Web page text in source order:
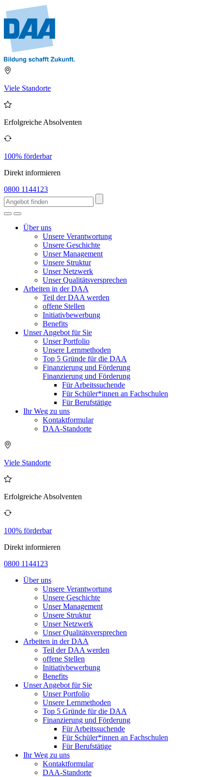
Viele Standorte
Erfolgreiche Absolventen
100% förderbar
Direkt informieren
0800 1144123
Über uns
Unsere Verantwortung
Unsere Geschichte
Unser Management
Unsere Struktur
Unser Netzwerk
Unser Qualitätsversprechen
Arbeiten in der DAA
Teil der DAA werden
offene Stellen
Initiativbewerbung
Benefits
Unser Angebot für Sie
Unser Portfolio
Unsere Lernmethoden
Top 5 Gründe für die DAA
Finanzierung und Förderung
Finanzierung und Förderung
Für Arbeitssuchende
Für Schüler*innen an Fachschulen
Für Berufstätige
Ihr Weg zu uns
Kontaktformular
DAA-Standorte
Viele Standorte
Erfolgreiche Absolventen
100% förderbar
Direkt informieren
0800 1144123
Über uns
Unsere Verantwortung
Unsere Geschichte
Unser Management
Unsere Struktur
Unser Netzwerk
Unser Qualitätsversprechen
Arbeiten in der DAA
Teil der DAA werden
offene Stellen
Initiativbewerbung
Benefits
Unser Angebot für Sie
Unser Portfolio
Unsere Lernmethoden
Top 5 Gründe für die DAA
Finanzierung und Förderung
Für Arbeitssuchende
Für Schüler*innen an Fachschulen
Für Berufstätige
Ihr Weg zu uns
Kontaktformular
DAA-Standorte